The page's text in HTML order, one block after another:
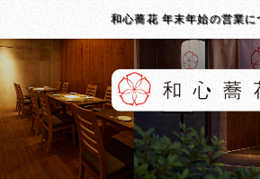
和心蕎花 年末年始の営業に